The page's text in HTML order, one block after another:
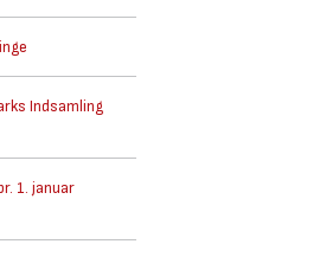
Indsamling
1. januar